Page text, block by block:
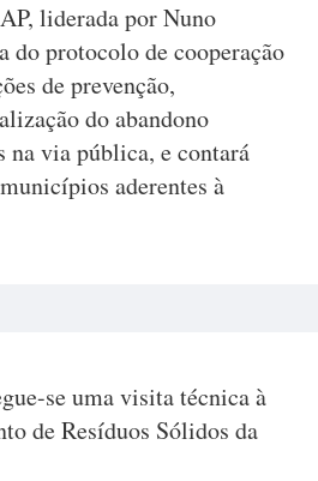
liderada por Nuno
do protocolo de cooperação
de prevenção,
do abandono
na via pública, e contará
aderentes à
se uma visita técnica à
de Resíduos Sólidos da